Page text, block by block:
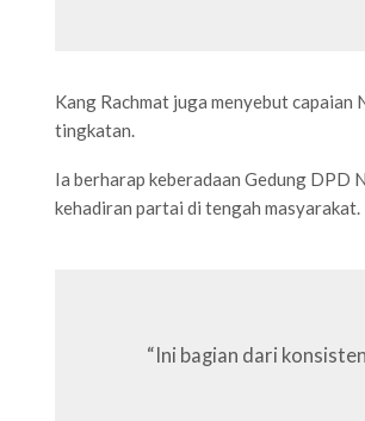
Kang Rachmat juga menyebut
tingkatan.
Ia berharap keberadaan Gedung DPD
kehadiran partai di tengah masyarakat.
“Ini bagian dari